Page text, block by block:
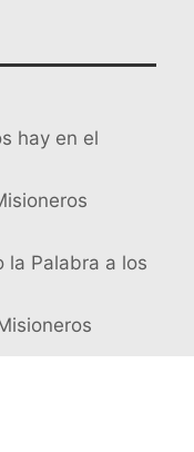
hay en el
la Palabra a los